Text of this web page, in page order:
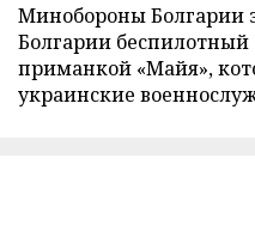
Минобороны Болгарии
Болгарии беспилотный
приманкой «Майя»,
украинские